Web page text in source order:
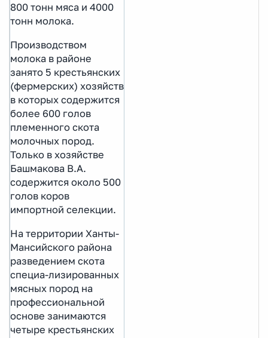
800 тонн мяса и 4000
тонн молока.
Производством
молока в районе
занято 5 крестьянских
(фермерских) хозяйств
в которых содержится
более 600 голов
племенного скота
молочных пород.
Только в хозяйстве
Башмакова В.А.
содержится около 500
голов коров
импортной селекции.
На территории Ханты-
Мансийского района
разведением скота
специа-лизированных
мясных пород на
профессиональной
основе занимаются
четыре крестьянских